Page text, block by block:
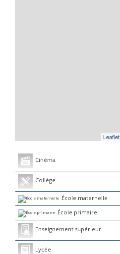
Leaflet
Cinéma
Collège
École maternelle
École primaire
Enseignement supérieur
Lycée